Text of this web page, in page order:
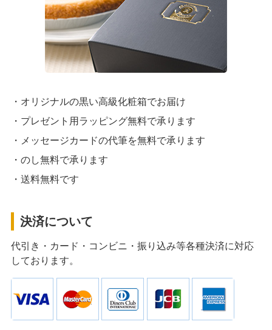
・オリジナルの黒い高級化粧箱でお届け
・プレゼント用ラッピング無料で承ります
・メッセージカードの代筆を無料で承ります
・のし無料で承ります
・送料無料です
決済について
代引き・カード・コンビニ・振り込み等各種決済に対応
しております。